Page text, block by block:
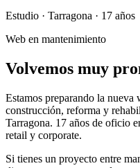
Estudio · Tarragona · 17 años
Web en mantenimiento
Volvemos muy
Estamos preparando la nueva
construcción, reforma y
Tarragona. 17 años de oficio
retail y corporate.
Si tienes un proyecto entre